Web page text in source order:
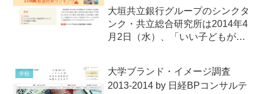
大垣共立銀行グループのシンクタ
ンク・共立総合研究所は2014年4
月2日（水）、「いい子どもが育
田県。
学校
大学ブランド・イメージ調査
2013-2014 by 日経BPコンサルテ